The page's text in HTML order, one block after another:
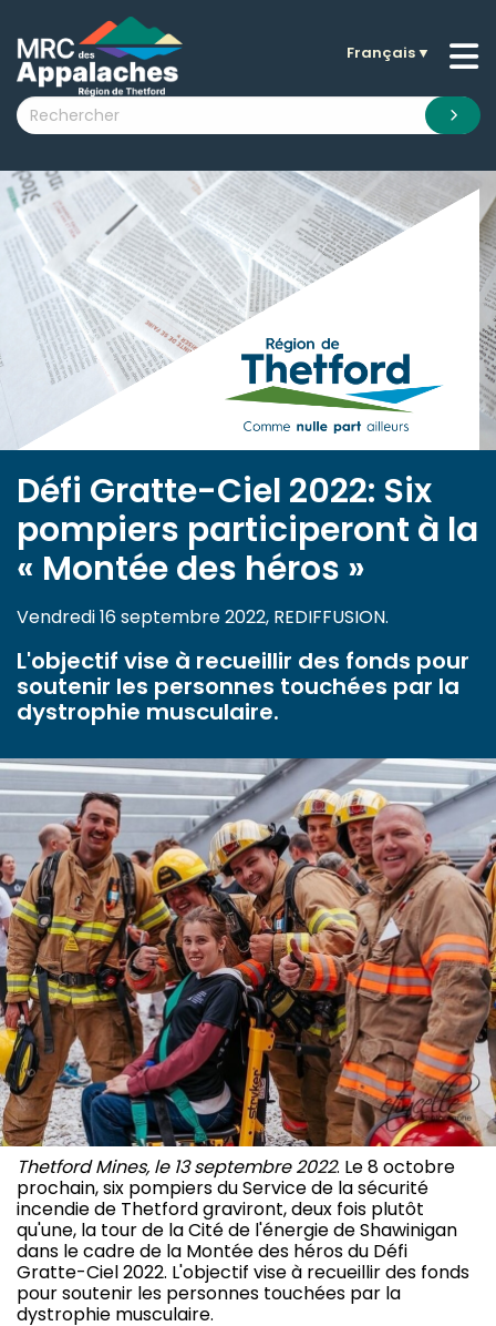
submenu (La MRC )
submenu (Citoyens )
submenu (Visiteurs )
submenu (Nouvelles )
submenu (Documentation )
Français▼
Défi Gratte-Ciel 2022: Six
pompiers participeront à la
« Montée des héros »
Vendredi 16 septembre 2022, REDIFFUSION.
L'objectif vise à recueillir des fonds pour
soutenir les personnes touchées par la
dystrophie musculaire.
Thetford Mines, le 13 septembre 2022. Le 8 octobre
prochain, six pompiers du Service de la sécurité
incendie de Thetford graviront, deux fois plutôt
qu'une, la tour de la Cité de l'énergie de Shawinigan
dans le cadre de la Montée des héros du Défi
Gratte-Ciel 2022. L'objectif vise à recueillir des fonds
pour soutenir les personnes touchées par la
dystrophie musculaire.